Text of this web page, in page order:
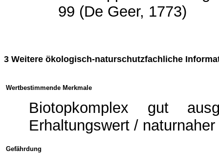
99 (De Geer, 1773)
3 Weitere ökologisch-naturschutzfachliche
Wertbestimmende Merkmale
Biotopkomplex gut
Erhaltungswert /
Gefährdung